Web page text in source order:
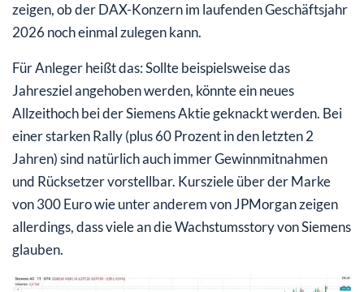
zeigen, ob der DAX-Konzern im laufenden Geschäftsjahr
2026 noch einmal zulegen kann.
Für Anleger heißt das: Sollte beispielsweise das
Jahresziel angehoben werden, könnte ein neues
Allzeithoch bei der Siemens Aktie geknackt werden. Bei
einer starken Rally (plus 60 Prozent in den letzten 2
Jahren) sind natürlich auch immer Gewinnmitnahmen
und Rücksetzer vorstellbar. Kursziele über der Marke
von 300 Euro wie unter anderem von JPMorgan zeigen
allerdings, dass viele an die Wachstumsstory von Siemens
glauben.